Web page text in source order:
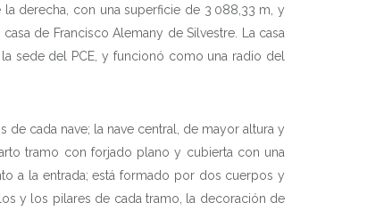
derecha, con una superficie de 3 088,33 m, y
de Francisco Alemany de Silvestre. La casa
sede del PCE, y funcionó como una radio del
cada nave; la nave central, de mayor altura y
tramo con forjado plano y cubierta con una
a la entrada; está formado por dos cuerpos y
y los pilares de cada tramo, la decoración de